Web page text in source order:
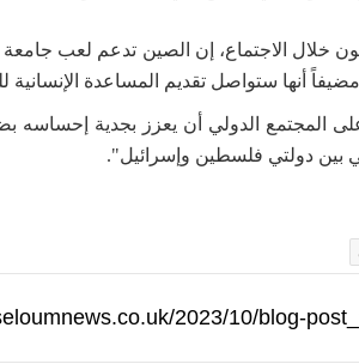
أنها ستواصل تقديم المساعدة
المجتمع الدولي أن يعزز بجدية إحساسه
بين دولتي فلسطين وإسرائيل".